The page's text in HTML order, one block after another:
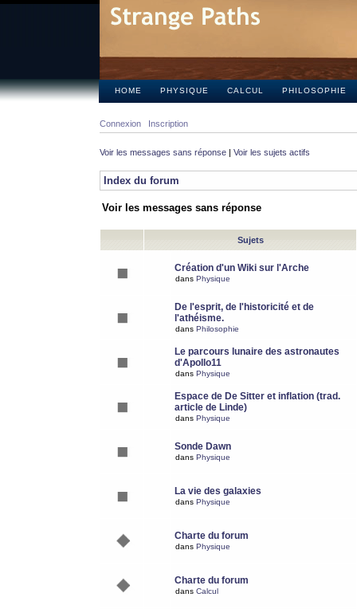
HOME PHYSIQUE CALCUL PHILOSOPHIE
Connexion Inscription
Voir les messages sans réponse | Voir les sujets actifs
Index du forum
Voir les messages sans réponse
Sujets
Création d'un Wiki sur l'Arche
dans Physique
De l'esprit, de l'historicité et de
l'athéisme.
dans Philosophie
Le parcours lunaire des astronautes
d'Apollo11
dans Physique
Espace de De Sitter et inflation (trad.
article de Linde)
dans Physique
Sonde Dawn
dans Physique
La vie des galaxies
dans Physique
Charte du forum
dans Physique
Charte du forum
dans Calcul